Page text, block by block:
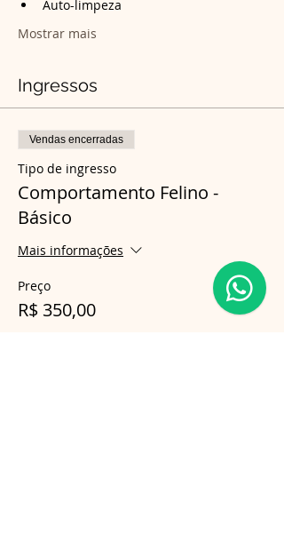
Mostrar mais
Ingressos
Vendas encerradas
Tipo de ingresso
Comportamento Felino -
Básico
Mais informações
Preço
R$ 350,00